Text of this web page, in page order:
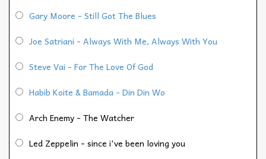
Gary Moore - Still Got The Blues
Joe Satriani - Always With Me, Always With You
Steve Vai - For The Love Of God
Habib Koite & Bamada - Din Din Wo
Arch Enemy - The Watcher
Led Zeppelin - since i've been loving you